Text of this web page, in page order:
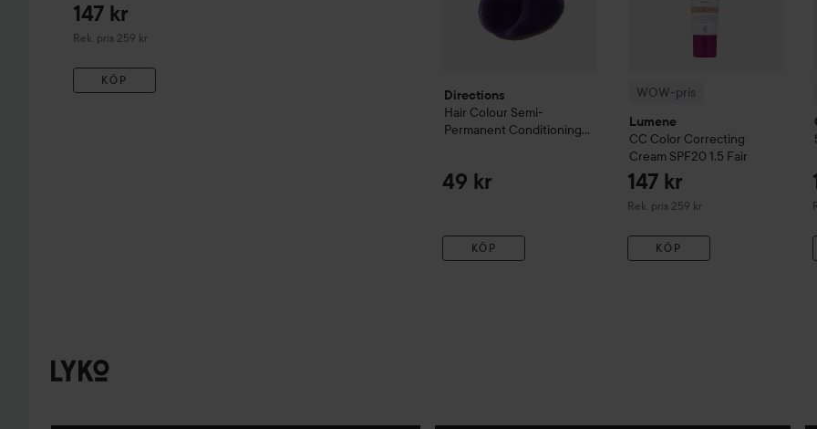
147 kr
Rek. pris 259 kr
Rekommenderat pris 259 kr
KÖP
Directions
Hair Colour Semi-
Permanent Conditioning
49 kr
KÖP
WOW-pris
Lumene
CC Color Correcting
Cream SPF20 1.5 Fair
147 kr
Rek. pris 259 kr
Rekommenderat pris 259 kr
KÖP